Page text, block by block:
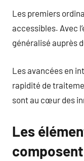
Les premiers
accessibles. Avec
généralisé auprès
Les avancées en
rapidité de
sont au cœur des
Les